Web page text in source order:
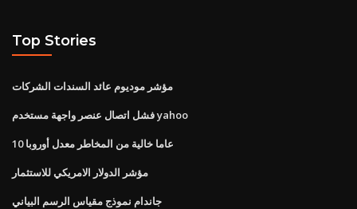
Top Stories
مؤشر موديوم عائد السندات الشركات
فشل اتصال عنصر واجهة مستخدم yahoo
10 عاما خالية من المخاطر معدل أوروبا
مؤشر الدولار الامريكي للاستثمار
جاندام نموذج مقياس الرسم البياني